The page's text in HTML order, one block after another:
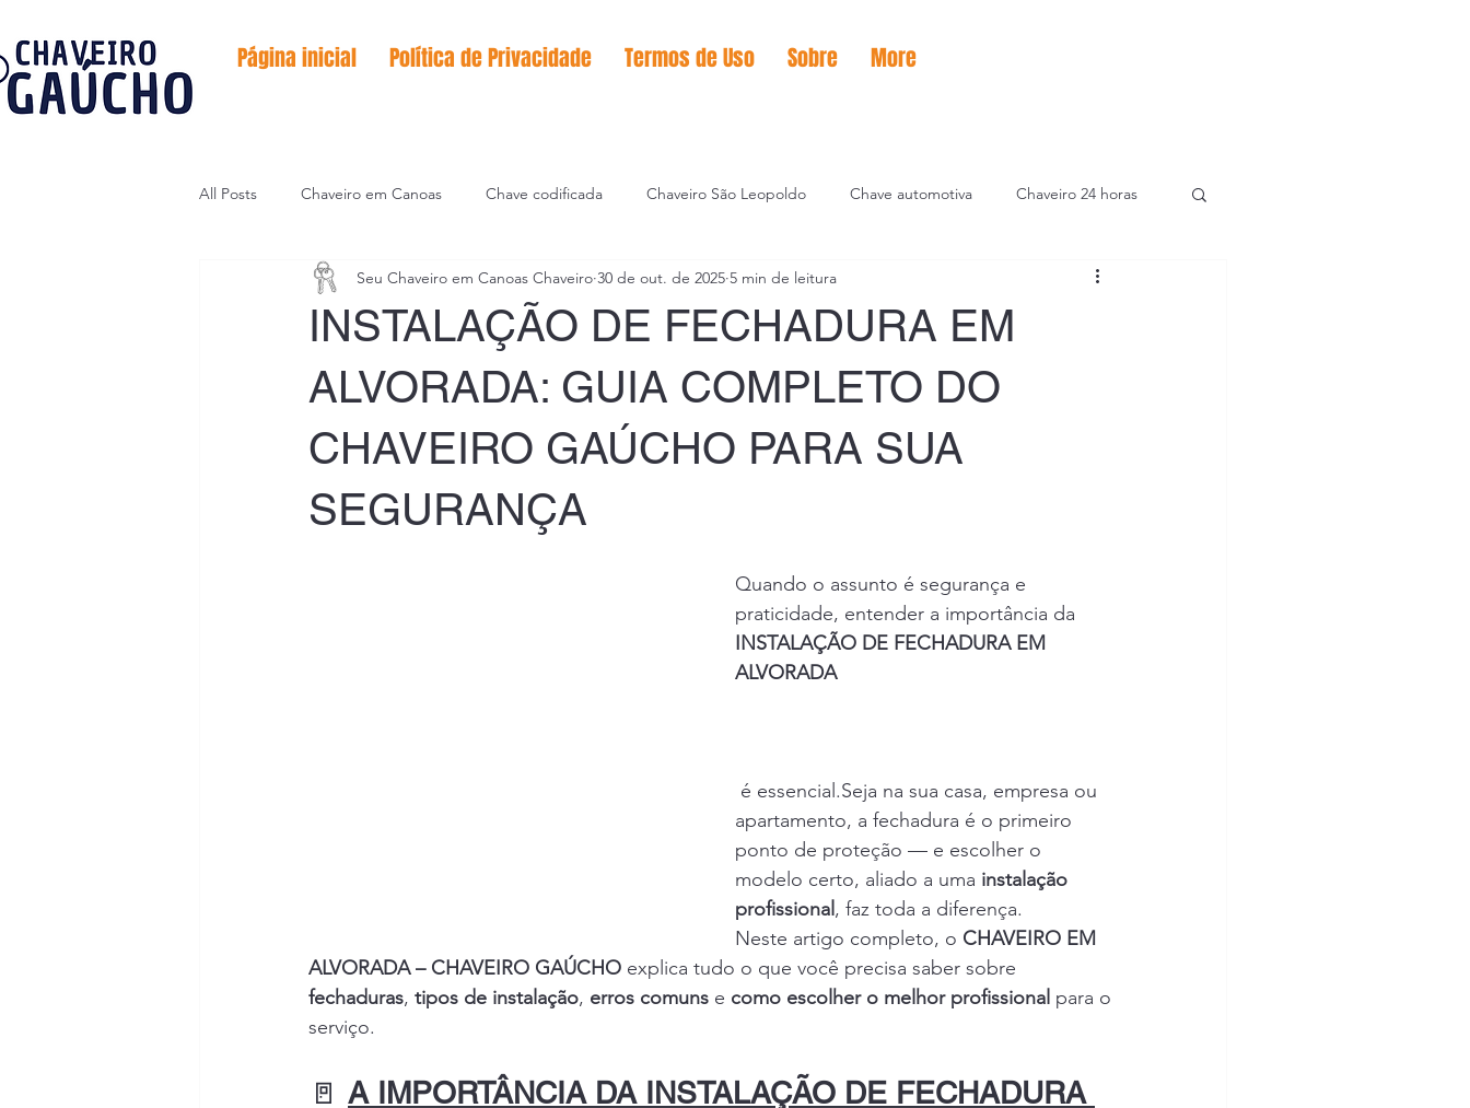
Página inicial Política de Privacidade Termos de Uso Sobre More
All Posts Chaveiro em Canoas Chave codificada Chaveiro São Leopoldo Chave automotiva Chaveiro 24 horas
Serviço de emergências Codificação de chaves
INSTALAÇÃO DE FECHADURA EM
ALVORADA: GUIA COMPLETO DO
CHAVEIRO GAÚCHO PARA SUA
SEGURANÇA
Seu Chaveiro em Canoas Chaveiro 30 de out. de 2025 5 min de leitura
Quando o assunto é segurança e
praticidade, entender a importância da
INSTALAÇÃO DE FECHADURA EM
ALVORADA
é essencial.Seja na sua casa, empresa ou
apartamento, a fechadura é o primeiro
ponto de proteção — e escolher o
modelo certo, aliado a uma instalação
profissional , faz toda a diferença.
Neste artigo completo, o CHAVEIRO EM
ALVORADA – CHAVEIRO GAÚCHO explica tudo o que você precisa saber sobre
fechaduras, tipos de instalação, erros comuns e como escolher o melhor profissional para o
serviço.
🚪 A IMPORTÂNCIA DA INSTALAÇÃO DE FECHADURA